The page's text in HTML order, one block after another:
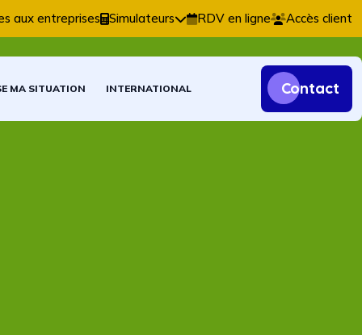
fiscales et patrimoniales.
aux entreprises Simulateurs RDV en ligne Accès client
MA SITUATION INTERNATIONAL Contact